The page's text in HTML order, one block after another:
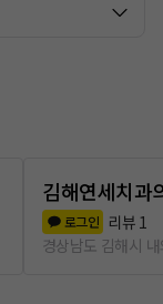
김해연세치과
로그인 리뷰 1
경상남도 김해시